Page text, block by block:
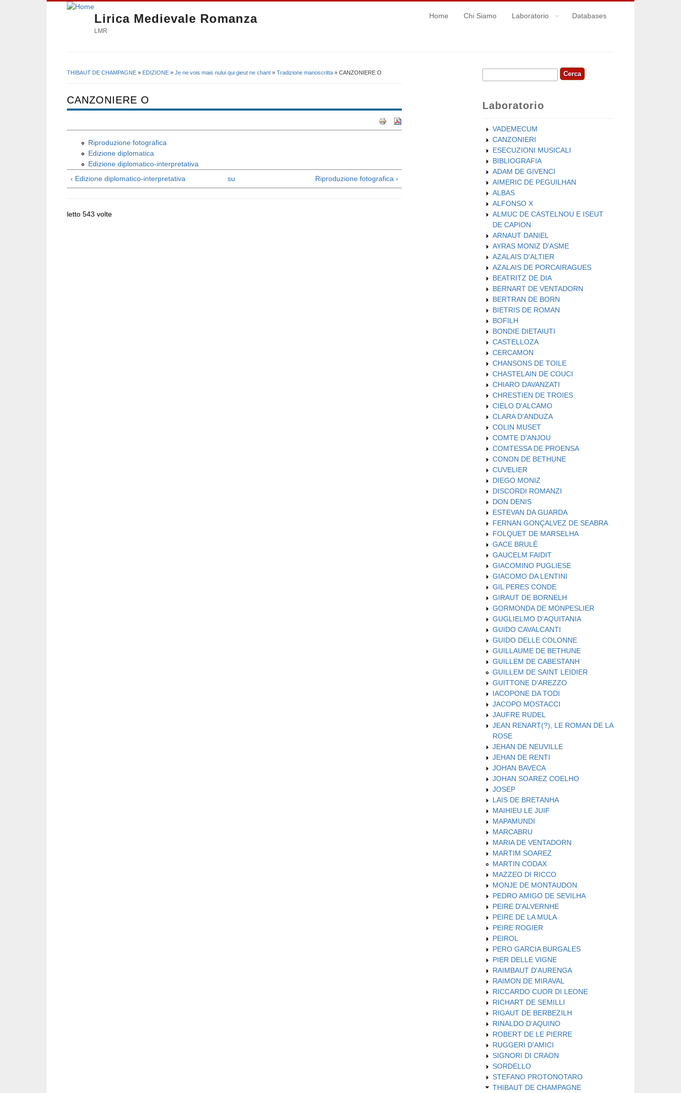
Lirica Medievale Romanza
LMR
Home Chi Siamo Laboratorio Databases
THIBAUT DE CHAMPAGNE » EDIZIONE » Je ne vois mais nului qui gieut ne chant » Tradizione manoscritta » CANZONIERE O
CANZONIERE O
Riproduzione fotografica
Edizione diplomatica
Edizione diplomatico-interpretativa
‹ Edizione diplomatico-interpretativa
su Riproduzione fotografica ›
letto 543 volte
Form di ricerca
Cerca
Laboratorio
VADEMECUM
CANZONIERI
ESECUZIONI MUSICALI
BIBLIOGRAFIA
ADAM DE GIVENCI
AIMERIC DE PEGUILHAN
ALBAS
ALFONSO X
ALMUC DE CASTELNOU E ISEUT
DE CAPION
ARNAUT DANIEL
AYRAS MONIZ D'ASME
AZALAIS D'ALTIER
AZALAIS DE PORCAIRAGUES
BEATRITZ DE DIA
BERNART DE VENTADORN
BERTRAN DE BORN
BIETRIS DE ROMAN
BOFILH
BONDIE DIETAIUTI
CASTELLOZA
CERCAMON
CHANSONS DE TOILE
CHASTELAIN DE COUCI
CHIARO DAVANZATI
CHRESTIEN DE TROIES
CIELO D'ALCAMO
CLARA D'ANDUZA
COLIN MUSET
COMTE D'ANJOU
COMTESSA DE PROENSA
CONON DE BETHUNE
CUVELIER
DIEGO MONIZ
DISCORDI ROMANZI
DON DENIS
ESTEVAN DA GUARDA
FERNAN GONÇALVEZ DE SEABRA
FOLQUET DE MARSELHA
GACE BRULÉ
GAUCELM FAIDIT
GIACOMINO PUGLIESE
GIACOMO DA LENTINI
GIL PERES CONDE
GIRAUT DE BORNELH
GORMONDA DE MONPESLIER
GUGLIELMO D'AQUITANIA
GUIDO CAVALCANTI
GUIDO DELLE COLONNE
GUILLAUME DE BETHUNE
GUILLEM DE CABESTANH
GUILLEM DE SAINT LEIDIER
GUITTONE D'AREZZO
IACOPONE DA TODI
JACOPO MOSTACCI
JAUFRE RUDEL
JEAN RENART(?), LE ROMAN DE LA
ROSE
JEHAN DE NEUVILLE
JEHAN DE RENTI
JOHAN BAVECA
JOHAN SOAREZ COELHO
JOSEP
LAIS DE BRETANHA
MAIHIEU LE JUIF
MAPAMUNDI
MARCABRU
MARIA DE VENTADORN
MARTIM SOAREZ
MARTIN CODAX
MAZZEO DI RICCO
MONJE DE MONTAUDON
PEDRO AMIGO DE SEVILHA
PEIRE D'ALVERNHE
PEIRE DE LA MULA
PEIRE ROGIER
PEIROL
PERO GARCIA BURGALES
PIER DELLE VIGNE
RAIMBAUT D'AURENGA
RAIMON DE MIRAVAL
RICCARDO CUOR DI LEONE
RICHART DE SEMILLI
RIGAUT DE BERBEZILH
RINALDO D'AQUINO
ROBERT DE LE PIERRE
RUGGERI D'AMICI
SIGNORI DI CRAON
SORDELLO
STEFANO PROTONOTARO
THIBAUT DE CHAMPAGNE